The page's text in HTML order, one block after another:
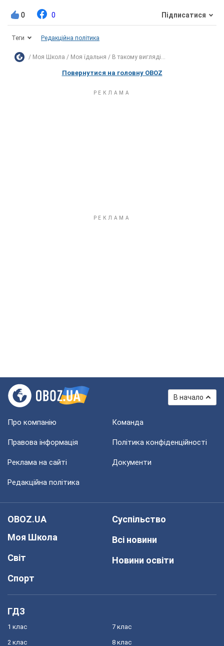
0 0 Підписатися
Теги Редакційна політика
Моя Школа Моя їдальня В такому вигляді...
Повернутися на головну OBOZ
В начало
Про компанію Команда
Правова інформація Політика конфіденційності
Реклама на сайті Документи
Редакційна політика
OBOZ.UA
Моя Школа
Світ
Спорт
Суспільство
Всі новини
Новини освіти
ГДЗ
1 клас
2 клас
7 клас
8 клас